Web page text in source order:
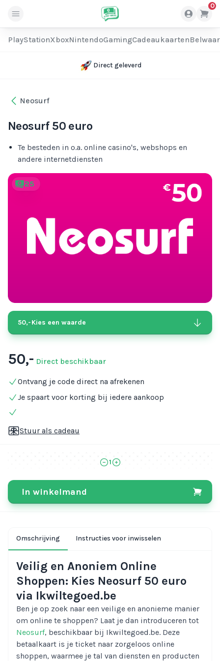
0
PlayStationXboxNintendoGamingCadeaukaarten
Direct geleverd
Neosurf
Neosurf 50 euro
Te besteden in o.a. online casino's, webshops en
andere internetdiensten
25
50,-Kies een waarde
50,- Direct beschikbaar
Ontvang je code direct na afrekenen
Je spaart voor korting bij iedere aankoop
Stuur als cadeau
1
In winkelmand
Omschrijving Instructies voor inwisselen
Veilig en Anoniem Online
Shoppen: Kies Neosurf 50 euro
via Ikwiltegoed.be
Ben je op zoek naar een veilige en anonieme manier
om online te shoppen? Laat je dan introduceren tot
Neosurf, beschikbaar bij Ikwiltegoed.be. Deze
betaalkaart is je ticket naar zorgeloos online
shoppen, waarmee je tal van diensten en producten